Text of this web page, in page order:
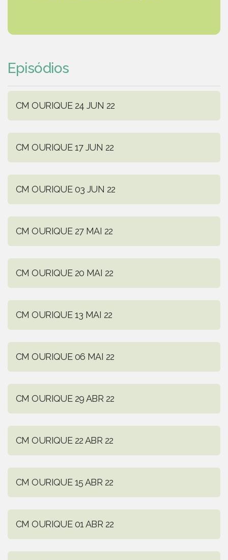
Episódios
CM OURIQUE 24 JUN 22
CM OURIQUE 17 JUN 22
CM OURIQUE 03 JUN 22
CM OURIQUE 27 MAI 22
CM OURIQUE 20 MAI 22
CM OURIQUE 13 MAI 22
CM OURIQUE 06 MAI 22
CM OURIQUE 29 ABR 22
CM OURIQUE 22 ABR 22
CM OURIQUE 15 ABR 22
CM OURIQUE 01 ABR 22